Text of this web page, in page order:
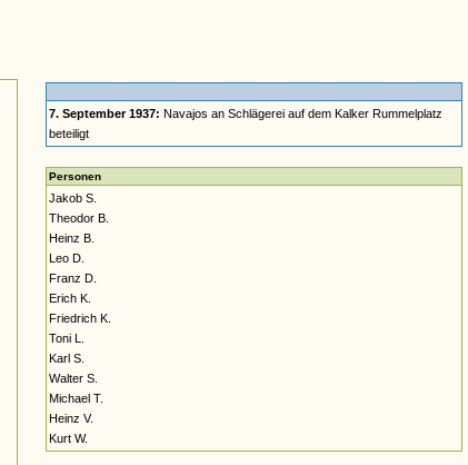
7. September 1937: Navajos an Schlägerei auf dem Kalker Rummelplatz
beteiligt
Personen
Jakob S.
Theodor B.
Heinz B.
Leo D.
Franz D.
Erich K.
Friedrich K.
Toni L.
Karl S.
Walter S.
Michael T.
Heinz V.
Kurt W.